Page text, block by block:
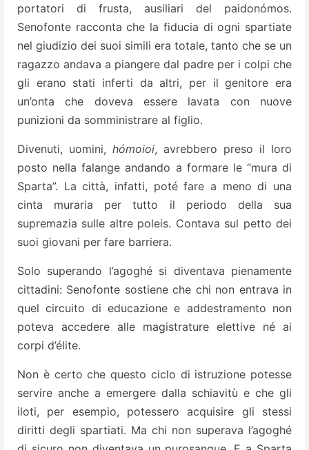
portatori di frusta, ausiliari del paidonómos.
Senofonte racconta che la fiducia di ogni spartiate
nel giudizio dei suoi simili era totale, tanto che se un
ragazzo andava a piangere dal padre per i colpi che
gli erano stati inferti da altri, per il genitore era
un’onta che doveva essere lavata con nuove
punizioni da somministrare al figlio.
Divenuti, uomini, hómoioi, avrebbero preso il loro
posto nella falange andando a formare le “mura di
Sparta”. La città, infatti, poté fare a meno di una
cinta muraria per tutto il periodo della sua
supremazia sulle altre poleis. Contava sul petto dei
suoi giovani per fare barriera.
Solo superando l’agoghé si diventava pienamente
cittadini: Senofonte sostiene che chi non entrava in
quel circuito di educazione e addestramento non
poteva accedere alle magistrature elettive né ai
corpi d’élite.
Non è certo che questo ciclo di istruzione potesse
servire anche a emergere dalla schiavitù e che gli
iloti, per esempio, potessero acquisire gli stessi
diritti degli spartiati. Ma chi non superava l’agoghé